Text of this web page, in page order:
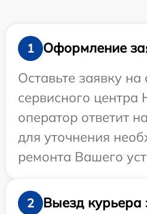
1
Оформление
Оставьте заявку на
сервисного
оператор ответит
для уточнения
ремонта Вашего
2
Выезд курьера